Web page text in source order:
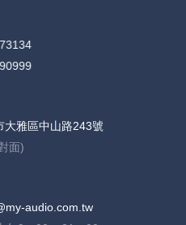
大雅區中山路243號
面)
audio.com.tw